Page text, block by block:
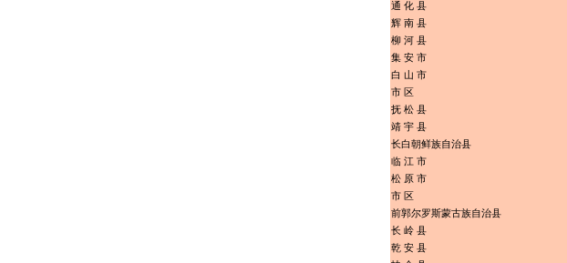
通 化 县
辉 南 县
柳 河 县
集 安 市
白 山 市
市 区
抚 松 县
靖 宇 县
长白朝鲜族自治县
临 江 市
松 原 市
市 区
前郭尔罗斯蒙古族自治县
长 岭 县
乾 安 县